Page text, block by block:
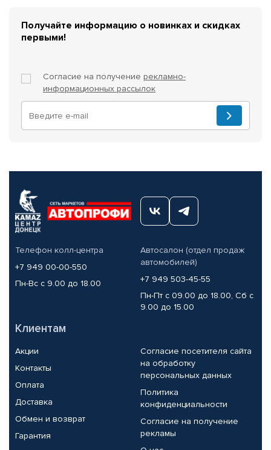
Получайте информацию о новинках и скидках
первыми!
Согласие на получение рекламно-
информационных рассылок
Телефон колл-центра
+7 949 00-00-550
Пн-Вс с 9.00 до 18.00
Автосалон (отдел продаж
автомобилей)
+7 949 503-45-55
Пн-Пт с 09.00 до 18.00, Сб с
9.00 до 15.00
Клиентам
Акции
Контакты
Оплата
Доставка
Обмен и возврат
Гарантия
Согласие посетителя сайта
на обработку
персональных данных
Политика
конфиденциальности
Согласие на получение
рекламы